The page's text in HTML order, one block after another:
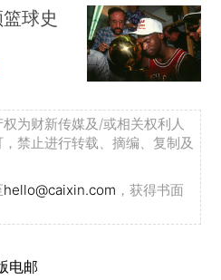
球史
为财新传媒及/或相关权利人
禁止进行转载、摘编、复制及
hello@caixin.com ，获得书面
电邮